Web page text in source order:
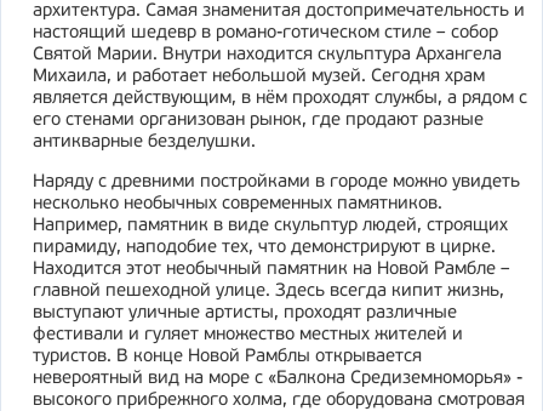
архитектура. Самая знаменитая достопримечательность и
настоящий шедевр в романо-готическом стиле – собор
Святой Марии. Внутри находится скульптура Архангела
Михаила, и работает небольшой музей. Сегодня храм
является действующим, в нём проходят службы, а рядом с
его стенами организован рынок, где продают разные
антикварные безделушки.
Наряду с древними постройками в городе можно увидеть
несколько необычных современных памятников.
Например, памятник в виде скульптур людей, строящих
пирамиду, наподобие тех, что демонстрируют в цирке.
Находится этот необычный памятник на Новой Рамбле –
главной пешеходной улице. Здесь всегда кипит жизнь,
выступают уличные артисты, проходят различные
фестивали и гуляет множество местных жителей и
туристов. В конце Новой Рамблы открывается
невероятный вид на море с «Балкона Средиземноморья» -
высокого прибрежного холма, где оборудована смотровая